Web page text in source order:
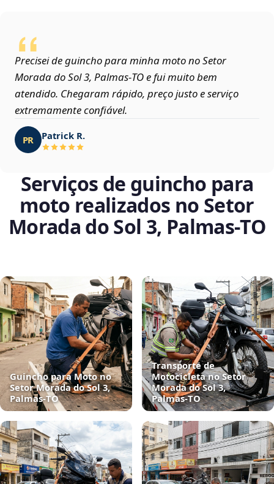
Precisei de guincho para minha moto no Setor
Morada do Sol 3, Palmas‑TO e fui muito bem
atendido. Chegaram rápido, preço justo e serviço
extremamente confiável.
PR Patrick R.
Serviços de guincho para
moto realizados no Setor
Morada do Sol 3, Palmas‑TO
Guincho para Moto no
Setor Morada do Sol 3,
Palmas‑TO
Transporte de
Motocicleta no Setor
Morada do Sol 3,
Palmas‑TO